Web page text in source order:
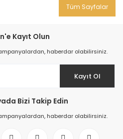
Tüm Sayfalar
Kayıt Olun
haberdar olabilirsiniz.
Kayıt Ol
Bizi Takip Edin
haberdar olabilirsiniz.